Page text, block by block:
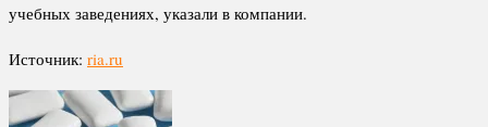
учебных заведениях, указали в компании.
Источник: ria.ru